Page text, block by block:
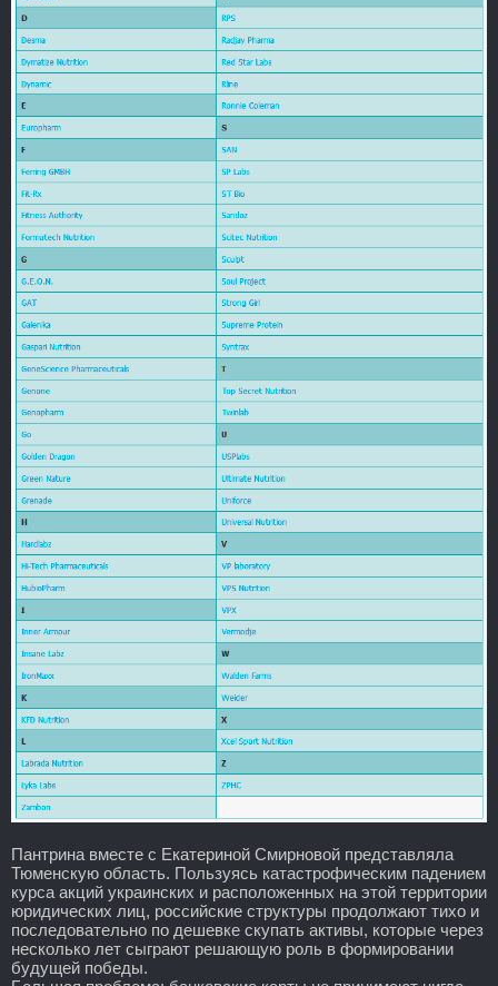
Пантрина вместе с Екатериной Смирновой представляла
Тюменскую область. Пользуясь катастрофическим падением
курса акций украинских и расположенных на этой территории
юридических лиц, российские структуры продолжают тихо и
последовательно по дешевке скупать активы, которые через
несколько лет сыграют решающую роль в формировании
будущей победы.